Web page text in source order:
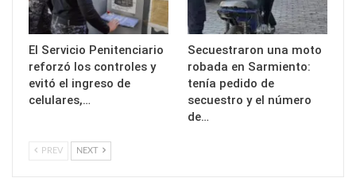
El Servicio Penitenciario
reforzó los controles y
evitó el ingreso de
celulares,…
Secuestraron una moto
robada en Sarmiento:
tenía pedido de
secuestro y el número
de…
PREV NEXT